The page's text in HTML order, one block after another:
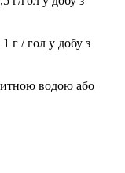
1 г / гол у добу з
водою або